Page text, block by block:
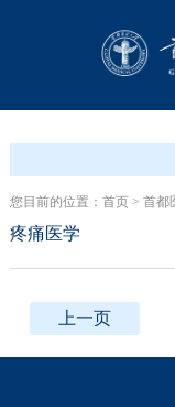
您目前的位置： 首页> 首都
疼痛医学
上一页